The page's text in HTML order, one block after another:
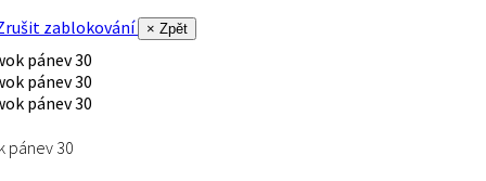
zablokování
× Zpět
pánev 30